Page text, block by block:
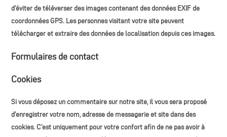
d’éviter de téléverser des images contenant des données EXIF de
coordonnées GPS. Les personnes visitant votre site peuvent
télécharger et extraire des données de localisation depuis ces images.
Formulaires de contact
Cookies
Si vous déposez un commentaire sur notre site, il vous sera proposé
d’enregistrer votre nom, adresse de messagerie et site dans des
cookies. C’est uniquement pour votre confort afin de ne pas avoir à